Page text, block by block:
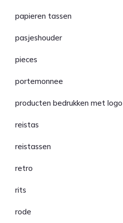
papieren tassen
pasjeshouder
pieces
portemonnee
producten bedrukken met logo
reistas
reistassen
retro
rits
rode